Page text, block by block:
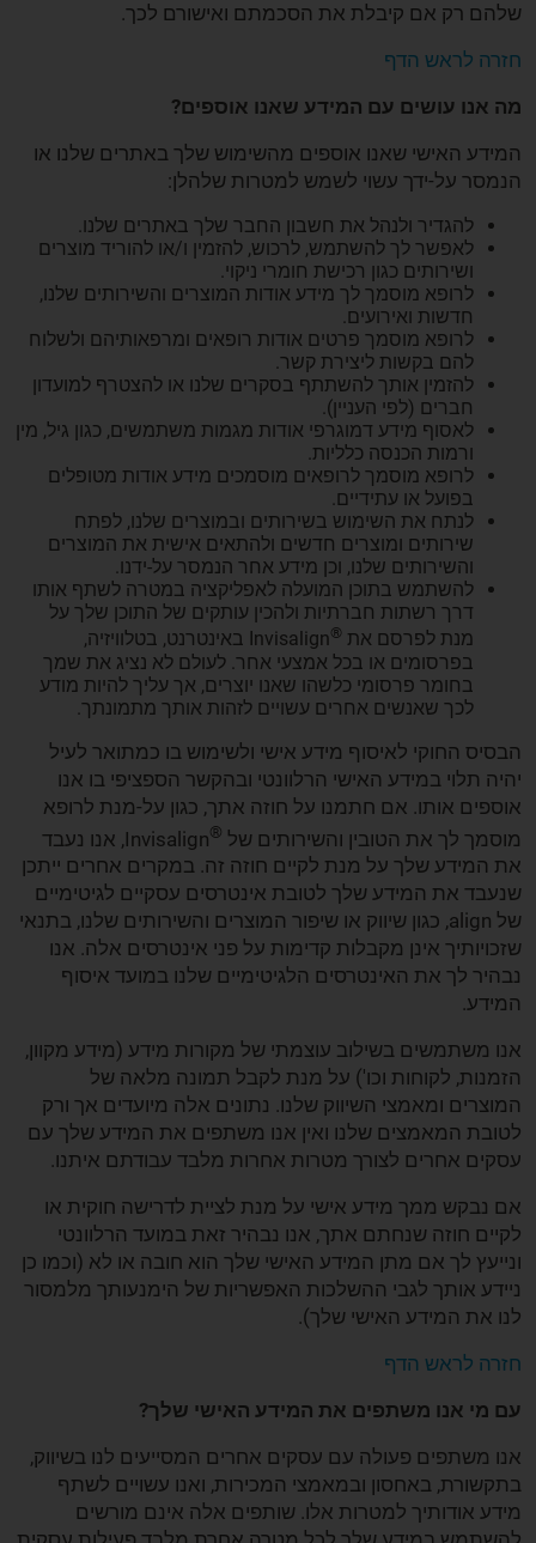
שלהם רק אם קיבלת את הסכמתם ואישורם לכך.
חזרה לראש הדף
מה אנו עושים עם המידע שאנו אוספים?
המידע האישי שאנו אוספים מהשימוש שלך באתרים שלנו או
הנמסר על-ידך עשוי לשמש למטרות שלהלן:
להגדיר ולנהל את חשבון החבר שלך באתרים שלנו.
לאפשר לך להשתמש, לרכוש, להזמין ו/או להוריד מוצרים
ושירותים כגון רכישת חומרי ניקוי.
לרופא מוסמך לך מידע אודות המוצרים והשירותים שלנו,
חדשות ואירועים.
לרופא מוסמך פרטים אודות רופאים ומרפאותיהם ולשלוח
להם בקשות ליצירת קשר.
להזמין אותך להשתתף בסקרים שלנו או להצטרף למועדון
חברים (לפי העניין).
לאסוף מידע דמוגרפי אודות מגמות משתמשים, כגון גיל, מין
ורמות הכנסה כלליות.
לרופא מוסמך לרופאים מוסמכים מידע אודות מטופלים
בפועל או עתידיים.
לנתח את השימוש בשירותים ובמוצרים שלנו, לפתח
שירותים ומוצרים חדשים ולהתאים אישית את המוצרים
והשירותים שלנו, וכן מידע אחר הנמסר על-ידנו.
להשתמש בתוכן המועלה לאפליקציה במטרה לשתף אותו
דרך רשתות חברתיות ולהכין עותקים של התוכן שלך על
מנת לפרסם את ®
Invisalign באינטרנט, בטלוויזיה,
בפרסומים או בכל אמצעי אחר. לעולם לא נציג את שמך
בחומר פרסומי כלשהו שאנו יוצרים, אך עליך להיות מודע
לכך שאנשים אחרים עשויים לזהות אותך מתמונתך.
הבסיס החוקי לאיסוף מידע אישי ולשימוש בו כמתואר לעיל
יהיה תלוי במידע האישי הרלוונטי ובהקשר הספציפי בו אנו
אוספים אותו. אם חתמנו על חוזה אתך, כגון על-מנת לרופא
מוסמך לך את הטובין והשירותים של ®
Invisalign, אנו נעבד
את המידע שלך על מנת לקיים חוזה זה. במקרים אחרים ייתכן
שנעבד את המידע שלך לטובת אינטרסים עסקיים לגיטימיים
של align, כגון שיווק או שיפור המוצרים והשירותים שלנו, בתנאי
שזכויותיך אינן מקבלות קדימות על פני אינטרסים אלה. אנו
נבהיר לך את האינטרסים הלגיטימיים שלנו במועד איסוף
המידע.
אנו משתמשים בשילוב עוצמתי של מקורות מידע (מידע מקוון,
הזמנות, לקוחות וכו') על מנת לקבל תמונה מלאה של
המוצרים ומאמצי השיווק שלנו. נתונים אלה מיועדים אך ורק
לטובת המאמצים שלנו ואין אנו משתפים את המידע שלך עם
עסקים אחרים לצורך מטרות אחרות מלבד עבודתם איתנו.
אם נבקש ממך מידע אישי על מנת לציית לדרישה חוקית או
לקיים חוזה שנחתם אתך, אנו נבהיר זאת במועד הרלוונטי
ונייעץ לך אם מתן המידע האישי שלך הוא חובה או לא (וכמו כן
ניידע אותך לגבי ההשלכות האפשריות של הימנעותך מלמסור
לנו את המידע האישי שלך).
חזרה לראש הדף
עם מי אנו משתפים את המידע האישי שלך?
אנו משתפים פעולה עם עסקים אחרים המסייעים לנו בשיווק,
בתקשורת, באחסון ובמאמצי המכירות, ואנו עשויים לשתף
מידע אודותיך למטרות אלו. שותפים אלה אינם מורשים